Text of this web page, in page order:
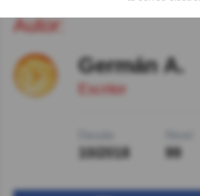
Autor:
Germán A.
Escritor
10/2018 99